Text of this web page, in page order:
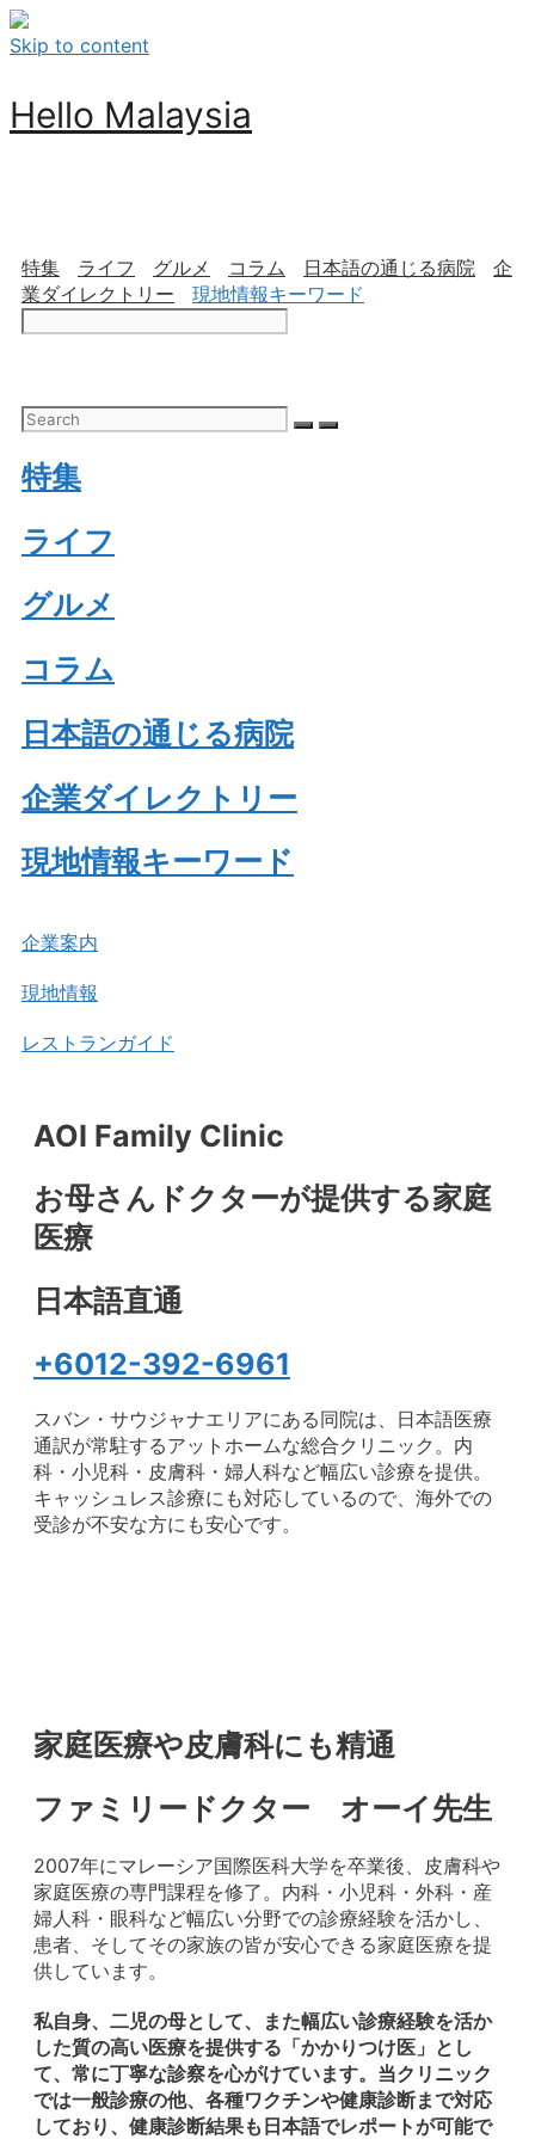
Skip to content
Hello Malaysia
特集 ライフ グルメ コラム 日本語の通じる病院
企
業ダイレクトリー
現地情報キーワード
特集
ライフ
グルメ
コラム
日本語の通じる病院
企業ダイレクトリー
現地情報キーワード
企業案内
現地情報
レストランガイド
AOI Family Clinic
お母さんドクターが提供する家庭
医療
日本語直通
+6012-392-6961
スバン・サウジャナエリアにある同院は、日本語医療
通訳が常駐するアットホームな総合クリニック。内
科・小児科・皮膚科・婦人科など幅広い診療を提供。
キャッシュレス診療にも対応しているので、海外での
受診が不安な方にも安心です。
家庭医療や皮膚科にも精通
ファミリードクター オーイ先生
2007年にマレーシア国際医科大学を卒業後、皮膚科や
家庭医療の専門課程を修了。内科・小児科・外科・産
婦人科・眼科など幅広い分野での診療経験を活かし、
患者、そしてその家族の皆が安心できる家庭医療を提
供しています。
私自身、二児の母として、また幅広い診療経験を活か
した質の高い医療を提供する「かかりつけ医」とし
て、常に丁寧な診察を心がけています。当クリニック
では一般診療の他、各種ワクチンや健康診断まで対応
しており、健康診断結果も日本語でレポートが可能で